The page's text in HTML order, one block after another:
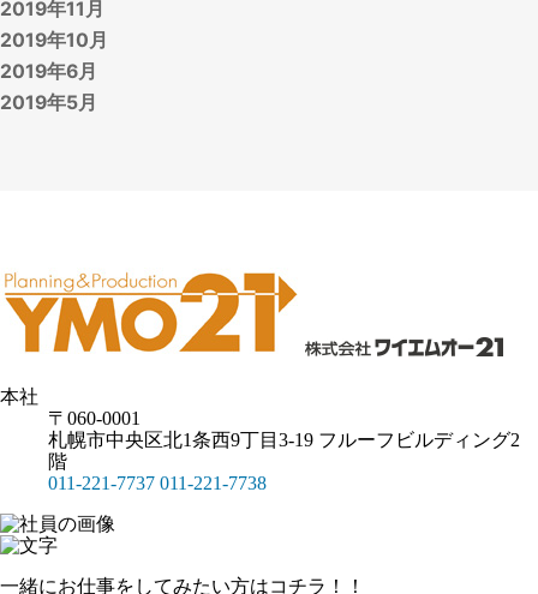
2019年11月
2019年10月
2019年6月
2019年5月
本社
〒060-0001
札幌市中央区北1条西9丁目3-19 フルーフビルディング2
階
011-221-7737 011-221-7738
一緒にお仕事をしてみたい方はコチラ！！